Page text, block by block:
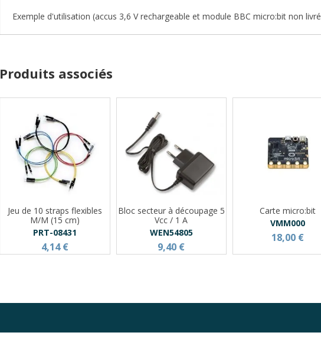
Exemple d'utilisation (accus 3,6 V rechargeable et module BBC micro:bit non
Produits associés
Jeu de 10 straps flexibles
M/M (15 cm)
PRT-08431
4,14 €
Bloc secteur à découpage 5
Vcc / 1 A
WEN54805
9,40 €
Carte micro:bit
VMM000
18,00 €